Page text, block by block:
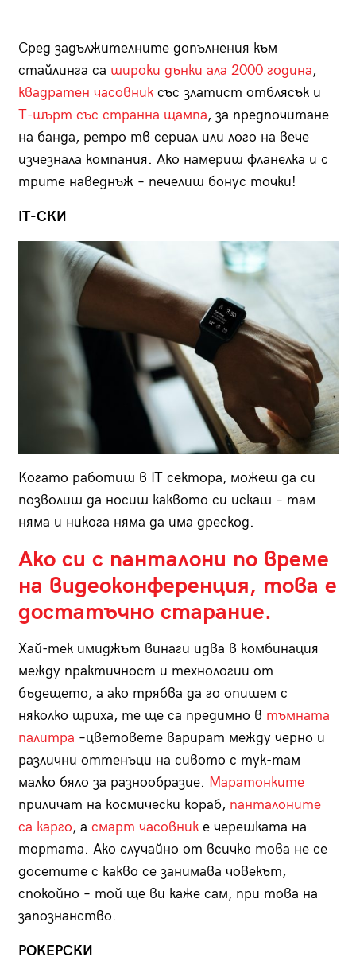
Сред задължителните допълнения към
стайлинга са широки дънки ала 2000 година,
квадратен часовник със златист отблясък и
Т-шърт със странна щампа, за предпочитане
на банда, ретро тв сериал или лого на вече
изчезнала компания. Ако намериш фланелка и с
трите наведнъж – печелиш бонус точки!
IT-СКИ
Когато работиш в IT сектора, можеш да си
позволиш да носиш каквото си искаш – там
няма и никога няма да има дрескод.
Ако си с панталони по време
на видеоконференция, това е
достатъчно старание.
Хай-тек имиджът винаги идва в комбинация
между практичност и технологии от
бъдещето, а ако трябва да го опишем с
няколко щриха, те ще са предимно в тъмната
палитра –цветовете варират между черно и
различни оттенъци на сивото с тук-там
малко бяло за разнообразие. Маратонките
приличат на космически кораб, панталоните
са карго, а смарт часовнике черешката на
тортата. Ако случайно от всичко това не се
досетите с какво се занимава човекът,
спокойно – той ще ви каже сам, при това на
запознанство.
РОКЕРСКИ